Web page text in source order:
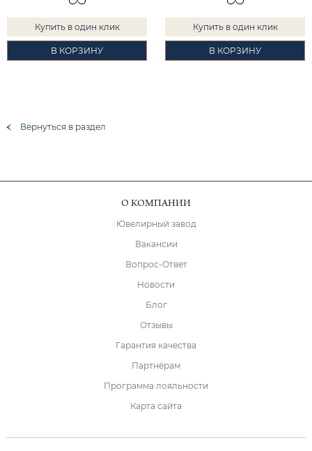
Купить в один клик
В КОРЗИНУ
Купить в один клик
В КОРЗИНУ
Вернуться в раздел
О КОМПАНИИ
Ювелирный завод
Вакансии
Вопрос-Ответ
Новости
Блог
Отзывы
Гарантия качества
Партнёрам
Программа лояльности
Карта сайта